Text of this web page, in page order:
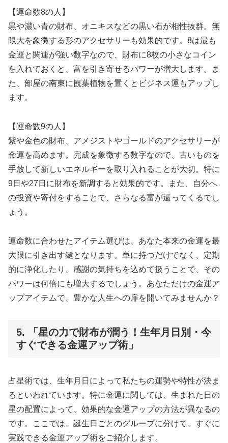
【運命数8の人】
黒や濃い青の財布、オニキスなどの黒い石が相性抜群。無
限大を象徴する形のアクセサリーも効果的です。8は最も
金運と関連が強い数字なので、財布に8枚の小さなコイン
を入れておくと、富を引き寄せるパワーが増大します。ま
た、部屋の南東に観葉植物を置くとビジネス運もアップし
ます。
【運命数9の人】
紫や金色の財布、アメジストやゴールドのアクセサリーが
金運を高めます。完成を象徴する数字なので、古いものを
手放して新しいエネルギーを取り入れることが大切。特に
9日や27日に財布を新調すると効果的です。また、自分へ
の投資や寄付をすることで、さらなる富が還ってくるでし
ょう。
運命数に合わせたアイテム選びは、あなた本来の金運を最
大限に引き出す鍵となります。単に持つだけでなく、定期
的に浄化したり、感謝の気持ちを込めて扱うことで、その
パワーは何倍にも増大するでしょう。あなただけの金運ア
ップアイテムで、豊かな人生への扉を開いてみませんか？
5. 「星の力で財布が潤う！生年月日別・今
すぐできる金運アップ術」
占星術では、生年月日によって私たちの運勢や特性が決ま
るといわれています。特に金運に関しては、生まれた日の
星の配置によって、効果的な金運アップの方法が異なるの
です。ここでは、誕生日ごとのグループに分けて、すぐに
実践できる金運アップ術をご紹介します。